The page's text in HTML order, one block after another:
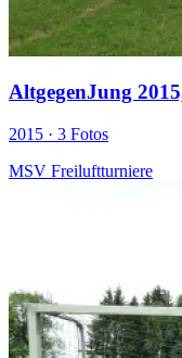
AltgegenJung
2015 · 3 Fotos
MSV Freiluftturniere